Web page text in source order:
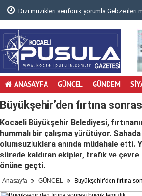
Dizi müzikleri senfonik yorumla Gebzelileri
ANASAYFA GÜNCEL GÜNDEM
Büyükşehir’den fırtına
Kocaeli Büyükşehir Belediyesi,
hummalı bir çalışma yürütüyor.
olumsuzluklara anında müdahale etti.
sürede kaldıran ekipler, trafik ve çevre
önüne geçti.
Anasayfa GÜNCEL Büyükşehir’den fırtına